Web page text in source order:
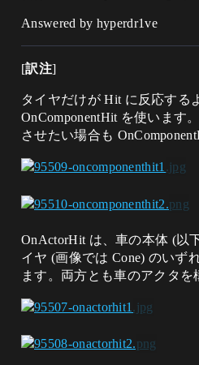
Answered by hyperdr1ve
[訳注]
タイヤだけが Hit に反応する
OnComponentHit を使います
させたい場合も
OnActorHit は、車の本体 (以
イヤ (画像では Cone) のいず
ます。両方とも車のアクタを